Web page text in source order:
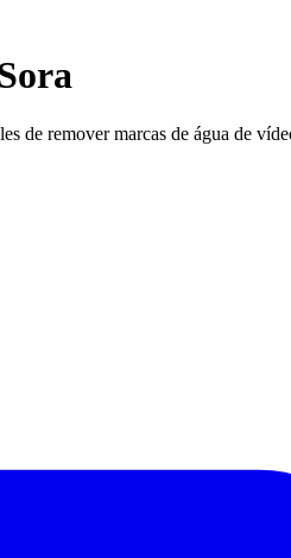
de remover marcas de água de